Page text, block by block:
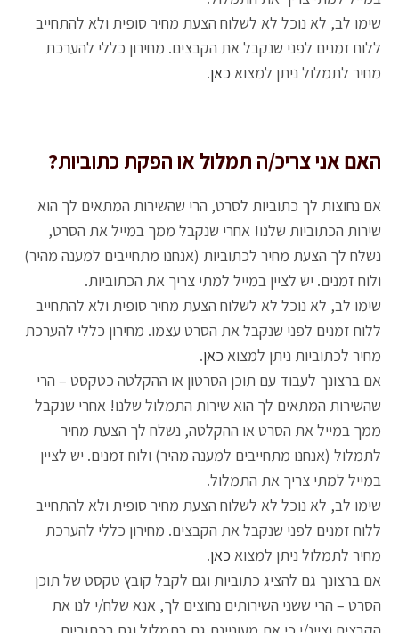
שימו לב, לא נוכל לא לשלוח הצעת מחיר סופית ולא להתחייב
ללוח זמנים לפני שנקבל את הקבצים. מחירון כללי להערכת
מחיר לתמלול ניתן למצוא כאן.
האם אני צריכ/ה תמלול או הפקת כתוביות?
אם נחוצות לך כתוביות לסרט, הרי שהשירות המתאים לך הוא
שירות הכתוביות שלנו! אחרי שנקבל ממך במייל את הסרט,
נשלח לך הצעת מחיר לכתוביות (אנחנו מתחייבים למענה מהיר)
ולוח זמנים. יש לציין במייל למתי צריך את הכתוביות.
שימו לב, לא נוכל לא לשלוח הצעת מחיר סופית ולא להתחייב
ללוח זמנים לפני שנקבל את הסרט עצמו. מחירון כללי להערכת
מחיר לכתוביות ניתן למצוא כאן.
אם ברצונך לעבוד עם תוכן הסרטון או ההקלטה כטקסט – הרי
שהשירות המתאים לך הוא שירות התמלול שלנו! אחרי שנקבל
ממך במייל את הסרט או ההקלטה, נשלח לך הצעת מחיר
לתמלול (אנחנו מתחייבים למענה מהיר) ולוח זמנים. יש לציין
במייל למתי צריך את התמלול.
שימו לב, לא נוכל לא לשלוח הצעת מחיר סופית ולא להתחייב
ללוח זמנים לפני שנקבל את הקבצים. מחירון כללי להערכת
מחיר לתמלול ניתן למצוא כאן.
אם ברצונך גם להציג כתוביות וגם לקבל קובץ טקסט של תוכן
הסרט – הרי ששני השירותים נחוצים לך, אנא שלח/י לנו את